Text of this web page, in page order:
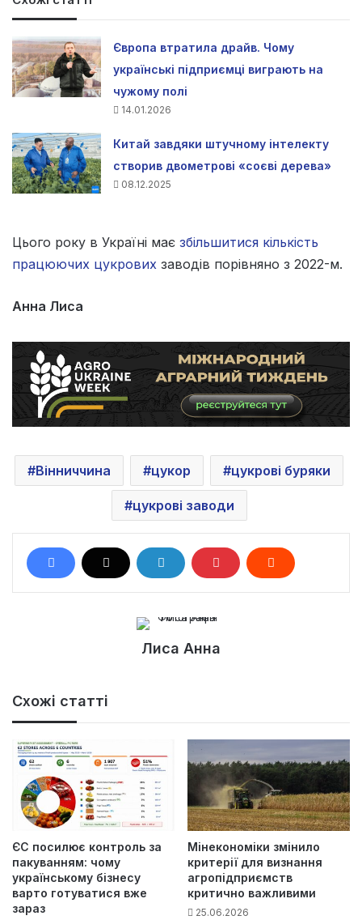
Європа втратила драйв. Чому
українські підприємці виграють на
чужому полі
14.01.2026
Китай завдяки штучному інтелекту
створив двометрові «соєві дерева»
08.12.2025
Цього року в Україні має збільшитися кількість
працюючих цукрових заводів порівняно з 2022-м.
Анна Лиса
Вінниччина цукор цукрові буряки
цукрові заводи
Лиса Анна
Схожі статті
ЄС посилює контроль за
пакуванням: чому
українському бізнесу
варто готуватися вже
зараз
Мінекономіки змінило
критерії для визнання
агропідприємств
критично важливими
25.06.2026